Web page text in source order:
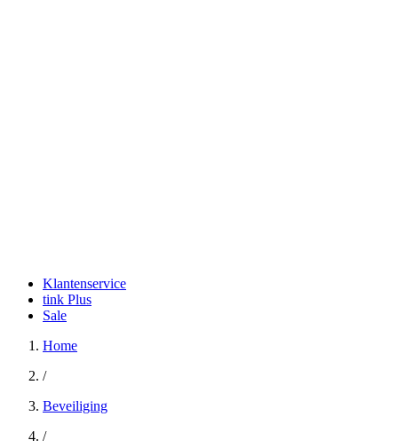
Klantenservice
tink Plus
Sale
Home
/
Beveiliging
/